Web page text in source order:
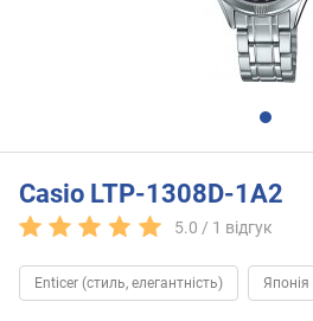
Casio LTP-1308D-1A2
5.0 / 1 відгук
Enticer (стиль, елегантність) Японія